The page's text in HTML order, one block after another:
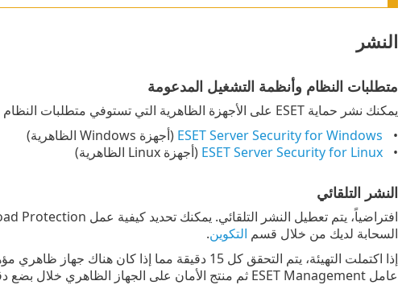
النشر
متطلبات النظام وأنظمة التشغيل المدعومة
يمكنك نشر حماية ESET على الأجهزة الظاهرية التي تستوفي متطلبات النظام الخاصة بتثبيت تطبيق أمان ESET:
ESET Server Security for Windows (أجهزة Windowsالظاهرية)
ESET Server Security for Linux (أجهزة Linux الظاهرية)
النشر التلقائي
السحابة لديك من خلال قسم التكوين.
إذا اكتملت التهيئة، يتم التحقق كل 15 دقيقة مما
عامل ESET Management ثم منتج الأمان على الجهاز الظاهري خلال بضع دقائق.